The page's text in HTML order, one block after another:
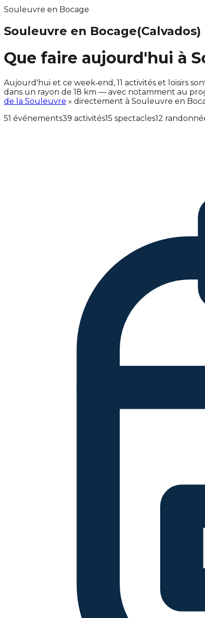
Souleuvre en Bocage
Souleuvre en Bocage(Calvados)
Que faire aujourd'hui à
Aujourd'hui et ce week‑end, 11 activités et loisirs
dans un rayon de 18 km — avec notamment au
de la Souleuvre » directement à Souleuvre en
51 événements39 activités15 spectacles12